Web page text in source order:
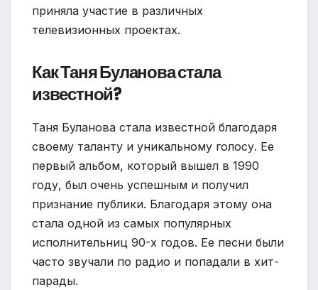
приняла участие в различных
телевизионных проектах.
Как Таня Буланова стала
известной?
Таня Буланова стала известной благодаря
своему таланту и уникальному голосу. Ее
первый альбом, который вышел в 1990
году, был очень успешным и получил
признание публики. Благодаря этому она
стала одной из самых популярных
исполнительниц 90-х годов. Ее песни были
часто звучали по радио и попадали в хит-
парады.